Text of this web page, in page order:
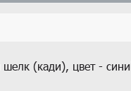
(кади), цвет -